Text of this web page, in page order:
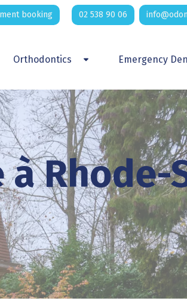
Dropdown
Orthodontics
Toggle Dropdown
Emergency
booking 02 538 90 06
Rhode-